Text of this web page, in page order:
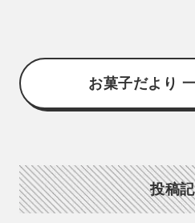
お菓子だより
投稿